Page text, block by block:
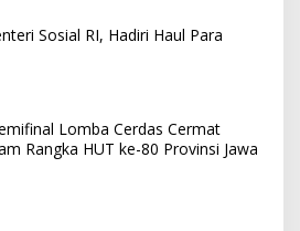
Sosial RI, Hadiri Haul Para
Lomba Cerdas Cermat
Rangka HUT ke-80 Provinsi Jawa